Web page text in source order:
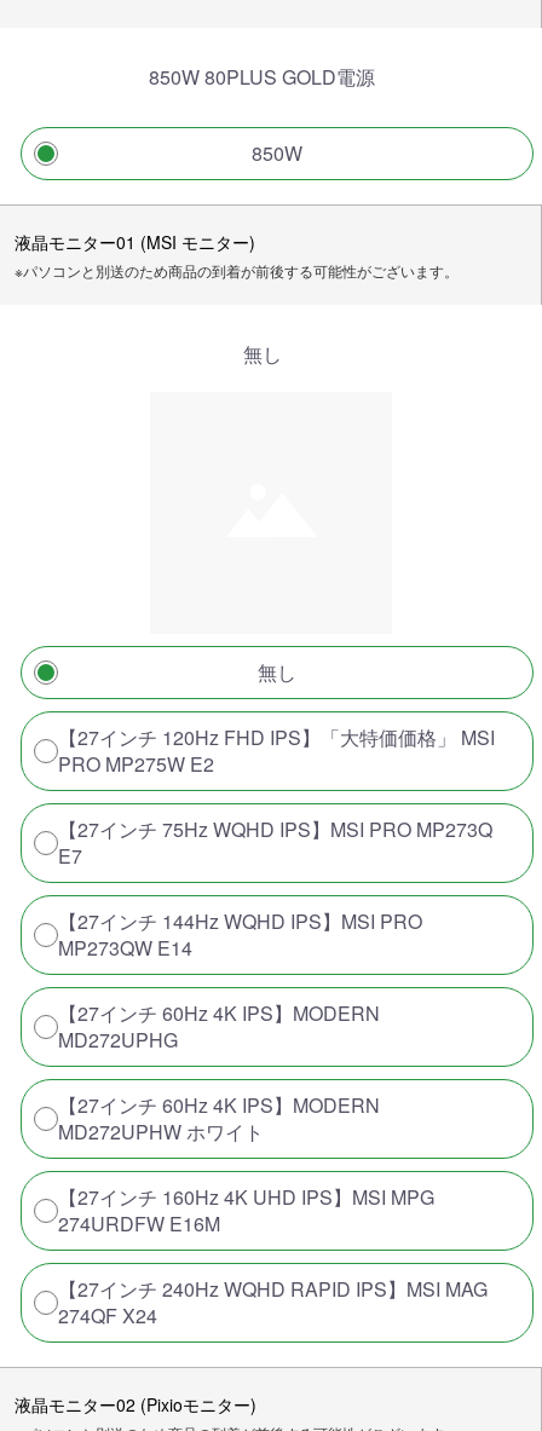
850W 80PLUS GOLD電源
850W
液晶モニター01 (MSI モニター)
※パソコンと別送のため商品の到着が前後する可能性がございます。
無し
無し
【27インチ 120Hz FHD IPS】「大特価価格」 MSI
PRO MP275W E2
【27インチ 75Hz WQHD IPS】MSI PRO MP273Q
E7
【27インチ 144Hz WQHD IPS】MSI PRO
MP273QW E14
【27インチ 60Hz 4K IPS】MODERN
MD272UPHG
【27インチ 60Hz 4K IPS】MODERN
MD272UPHW ホワイト
【27インチ 160Hz 4K UHD IPS】MSI MPG
274URDFW E16M
【27インチ 240Hz WQHD RAPID IPS】MSI MAG
274QF X24
液晶モニター02 (Pixioモニター)